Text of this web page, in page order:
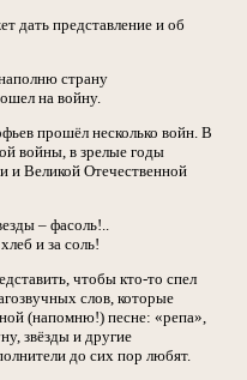
дать представление и об
страну
на войну.
прошёл несколько войн. В
войны, в зрелые годы
и Великой Отечественной
– фасоль!..
и за соль!
чтобы кто-то спел
слов, которые
(напомню!) песне: «репа»,
звёзды и другие
до сих пор любят.